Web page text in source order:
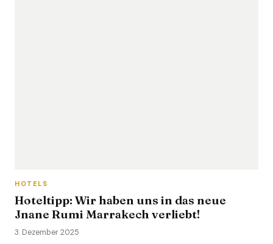
HOTELS
Hoteltipp: Wir haben uns in das neue
Jnane Rumi Marrakech verliebt!
3. Dezember 2025